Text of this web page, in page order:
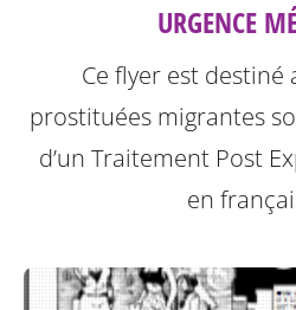
URGENCE
Ce flyer est destiné
prostituées migrantes
d’un Traitement Post
en